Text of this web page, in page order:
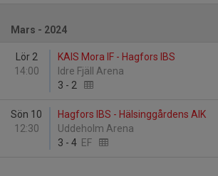
Mars - 2024
Lör 2
14:00
KAIS Mora IF - Hagfors IBS
Idre Fjäll Arena
3 - 2
Sön 10
12:30
Hagfors IBS - Hälsinggårdens AIK
Uddeholm Arena
3 - 4 EF